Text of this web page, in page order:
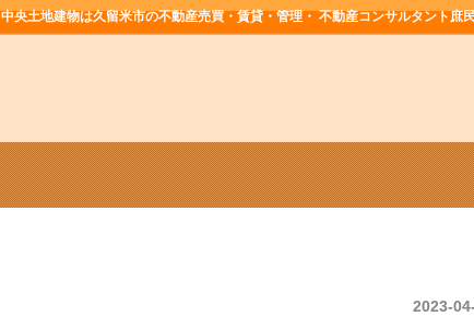
中央土地建物は久留米市の不動産売買・賃貸・管理・ 不動産コンサルタント庶
2023-